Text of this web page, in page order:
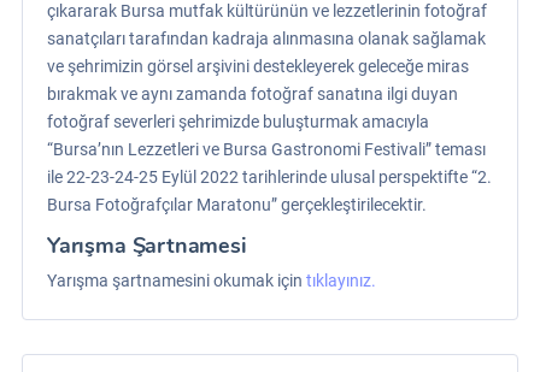
çıkararak Bursa mutfak kültürünün ve lezzetlerinin fotoğraf
sanatçıları tarafından kadraja alınmasına olanak sağlamak
ve şehrimizin görsel arşivini destekleyerek geleceğe miras
bırakmak ve aynı zamanda fotoğraf sanatına ilgi duyan
fotoğraf severleri şehrimizde buluşturmak amacıyla
“Bursa’nın Lezzetleri ve Bursa Gastronomi Festivali” teması
ile 22-23-24-25 Eylül 2022 tarihlerinde ulusal perspektifte “2.
Bursa Fotoğrafçılar Maratonu” gerçekleştirilecektir.
Yarışma Şartnamesi
Yarışma şartnamesini okumak için tıklayınız.